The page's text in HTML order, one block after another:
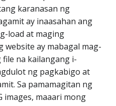
karanasan ng
ay inaasahan ang
load at maging
website ay mabagal mag-
file na kailangang i-
ng pagkabigo at
Sa pamamagitan ng
images, maaari mong